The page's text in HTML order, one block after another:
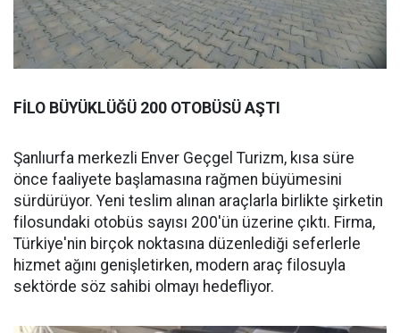
FİLO BÜYÜKLÜĞÜ 200 OTOBÜSÜ AŞTI
Şanlıurfa merkezli Enver Geçgel Turizm, kısa süre
önce faaliyete başlamasına rağmen büyümesini
sürdürüyor. Yeni teslim alınan araçlarla birlikte şirketin
filosundaki otobüs sayısı 200'ün üzerine çıktı. Firma,
Türkiye'nin birçok noktasına düzenlediği seferlerle
hizmet ağını genişletirken, modern araç filosuyla
sektörde söz sahibi olmayı hedefliyor.